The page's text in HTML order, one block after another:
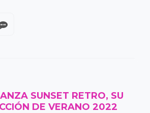
SUNSET RETRO, SU
DE VERANO 2022